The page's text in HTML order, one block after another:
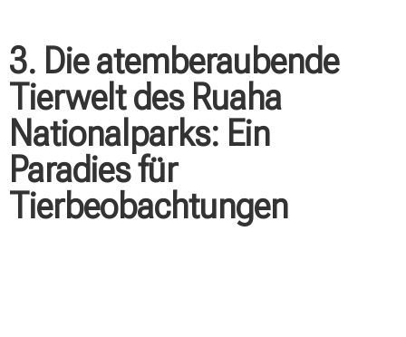
3. Die atemberaubende
Tierwelt des Ruaha
Nationalparks: Ein
Paradies für
Tierbeobachtungen